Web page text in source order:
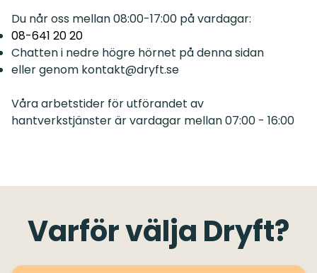
Du når oss mellan 08:00-17:00 på vardagar:
08-641 20 20
Chatten i nedre högre hörnet på denna sidan
eller genom kontakt@dryft.se
Våra arbetstider för utförandet av
hantverkstjänster är vardagar mellan 07:00 - 16:00
Varför välja Dryft?